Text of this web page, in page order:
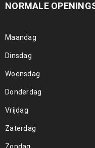
NORMALE
Maandag
Dinsdag
Woensdag
Donderdag
Vrijdag
Zaterdag